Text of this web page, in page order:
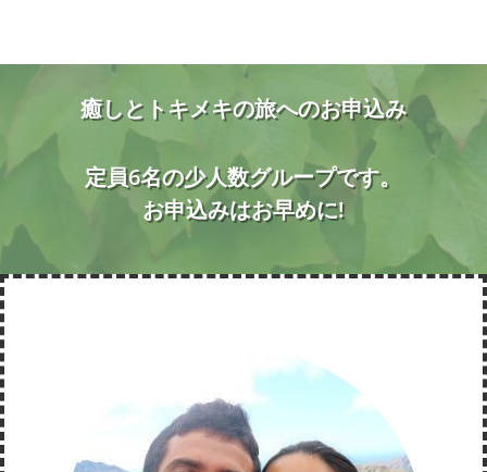
癒しとトキメキの旅へのお申込み
定員6名の少人数グループです。
お申込みはお早めに!